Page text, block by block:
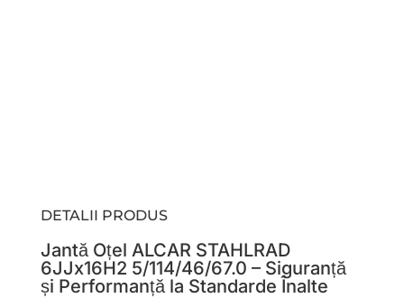
DETALII PRODUS
Jantă Oțel ALCAR STAHLRAD
6JJx16H2 5/114/46/67.0 – Siguranță
și Performanță la Standarde Înalte